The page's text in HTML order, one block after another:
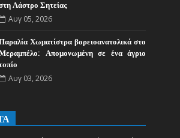
Λάστρο Σητείας
Αυγ 05, 2026
Χωματίστρα βορειοανατολικά στο
Απομονωμένη σε ένα άγριο
Αυγ 03, 2026